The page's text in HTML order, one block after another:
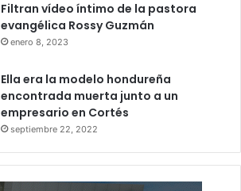
Filtran vídeo íntimo de la pastora
evangélica Rossy Guzmán
enero 8, 2023
Ella era la modelo hondureña
encontrada muerta junto a un
empresario en Cortés
septiembre 22, 2022